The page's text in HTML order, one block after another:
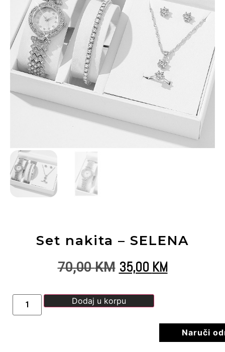
Set nakita – SELENA
70,00KM 35,00 KM
Dodaj u korpu
Naruči